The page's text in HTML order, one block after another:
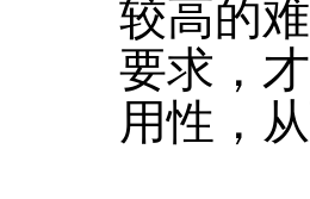
较高的
要求，
用性，